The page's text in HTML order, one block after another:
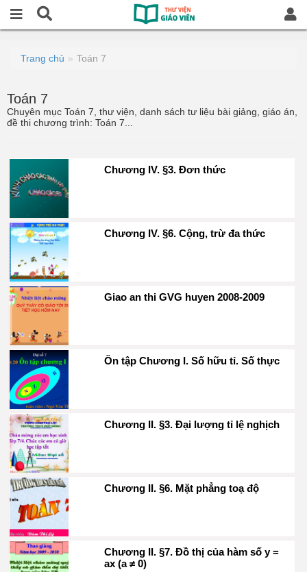
Trang chủ Toán 7
Toán 7
Chuyên mục Toán 7, thư viện, danh sách tư liệu bài giảng, giáo án,
đề thi chương trình: Toán 7...
Chương IV. §3. Đơn thức
Chương IV. §6. Cộng, trừ đa thức
Giao an thi GVG huyen 2008-2009
Ôn tập Chương I. Số hữu tỉ. Số thực
Chương II. §3. Đại lượng tỉ lệ nghịch
Chương II. §6. Mặt phẳng toạ độ
Chương II. §7. Đồ thị của hàm số y =
ax (a ≠ 0)